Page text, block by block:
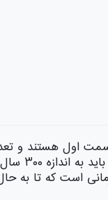
می‌رسد. من برای
است که تا به